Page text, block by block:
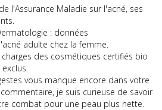
l'Assurance Maladie sur l'acné, ses
: données
adulte chez la femme.
des cosmétiques certifiés bio
vous manque encore dans votre
je suis curieuse de savoir
combat pour une peau plus nette.